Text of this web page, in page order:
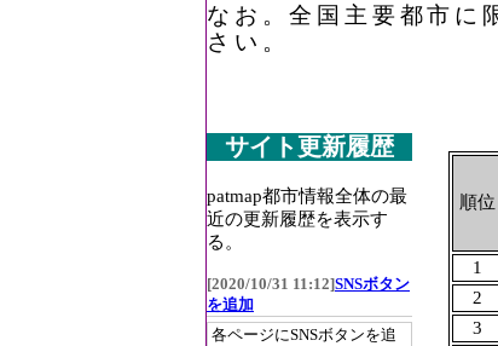
なお。全国主要都市に
さい。
順位
1
2
3
サイト更新履歴
patmap都市情報全体の最
近の更新履歴を表示す
る。
[2020/10/31 11:12]SNSボタン
を追加
各ページにSNSボタンを追